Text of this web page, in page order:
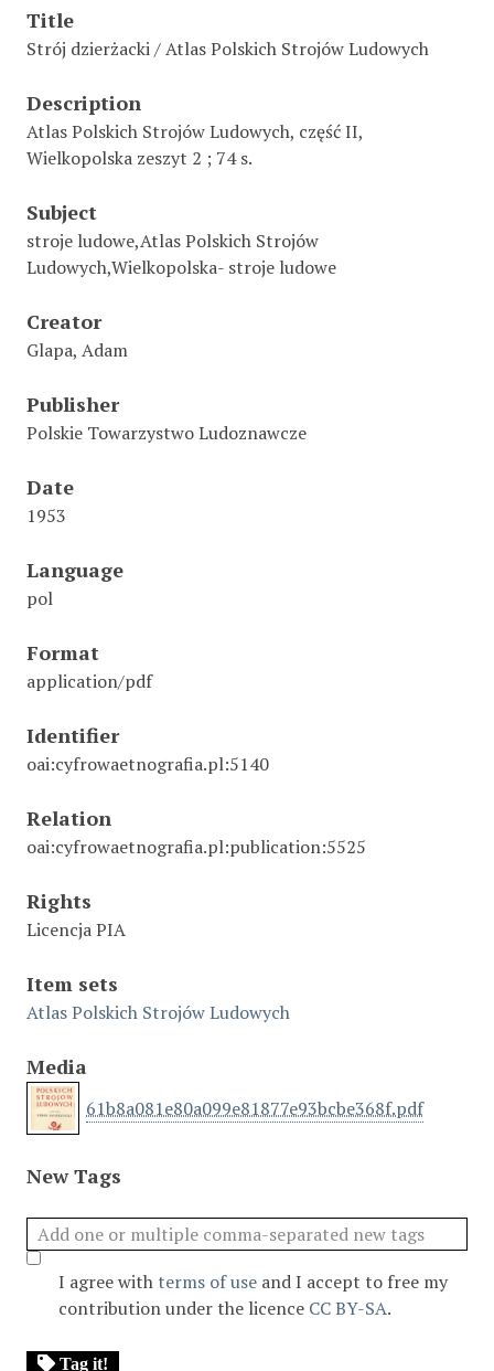
Title
Strój dzierżacki / Atlas Polskich Strojów Ludowych
Description
Atlas Polskich Strojów Ludowych, część II,
Wielkopolska zeszyt 2 ; 74 s.
Subject
stroje ludowe,Atlas Polskich Strojów
Ludowych,Wielkopolska- stroje ludowe
Creator
Glapa, Adam
Publisher
Polskie Towarzystwo Ludoznawcze
Date
1953
Language
pol
Format
application/pdf
Identifier
oai:cyfrowaetnografia.pl:5140
Relation
oai:cyfrowaetnografia.pl:publication:5525
Rights
Licencja PIA
Item sets
Atlas Polskich Strojów Ludowych
Media
61b8a081e80a099e81877e93bcbe368f.pdf
New Tags
I agree with terms of use and I accept to free my
contribution under the licence CC BY-SA.
Tag it!